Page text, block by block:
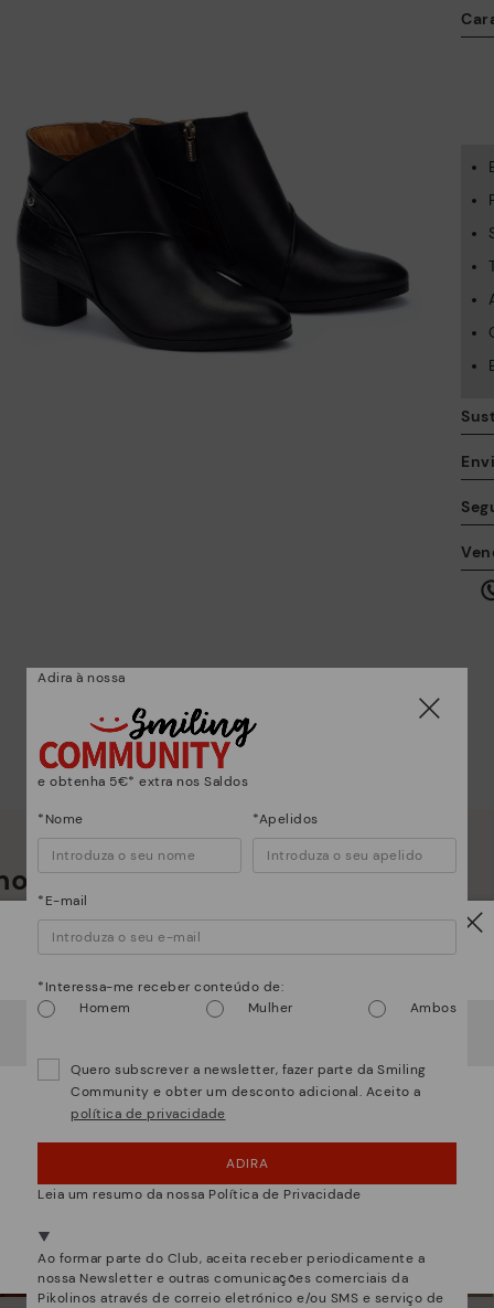
muito mais do que sapatos
Atenção!
USAe vai aceder no Portugal.
¡UPS! FOI UM LAPSO, CONTINUO EM USA
NÂO, QUERO VISITAR A WEB DO PORTUGAL
Adira à nossa
e obtenha 5€* extra nos Saldos
*Nome *Apelidos
*E-mail
*Interessa-me receber conteúdo de:
Homem
Mulher Ambos
Quero subscrever a newsletter, fazer parte da Smiling
Community e obter um desconto adicional. Aceito a
política de privacidade
ADIRA
Leia um resumo da nossa Política de Privacidade
Ao formar parte do Club, aceita receber periodicamente a
nossa Newsletter e outras comunicações comerciais da
Pikolinos através de correio eletrónico e/ou SMS e serviço de